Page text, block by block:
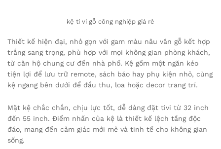
kệ ti vi gỗ công nghiệp giá rẻ
Thiết kế hiện đại, nhỏ gọn với gam màu nâu vân gỗ kết hợp
trắng sang trọng, phù hợp với mọi không gian phòng khách,
từ căn hộ chung cư đến nhà phố. Kệ gồm một ngăn kéo
tiện lợi để lưu trữ remote, sách báo hay phụ kiện nhỏ, cùng
kệ ngang bên dưới để đầu thu, loa hoặc decor trang trí.
Mặt kệ chắc chắn, chịu lực tốt, dễ dàng đặt tivi từ 32 inch
đến 55 inch. Điểm nhấn của kệ là thiết kế lệch tầng độc
đáo, mang đến cảm giác mới mẻ và tinh tế cho không gian
sống.